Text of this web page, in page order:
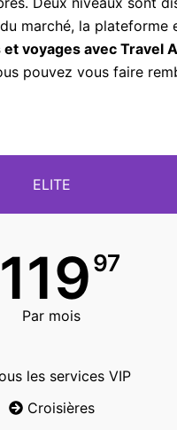
marché, la plateforme
voyages avec Travel
pouvez vous faire
ELITE
11997
Par mois
les services VIP
Croisières